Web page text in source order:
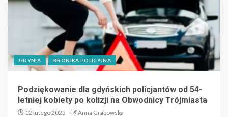
GDYNIA KRONIKA POLICYJNA
Podziękowanie dla gdyńskich policjantów od 54-
letniej kobiety po kolizji na Obwodnicy Trójmiasta
12 lutego 2025 Anna Grabowska